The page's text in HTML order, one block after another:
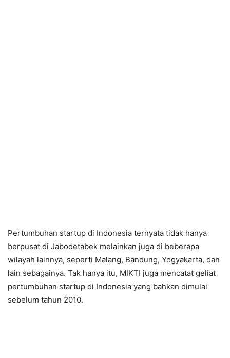
Pertumbuhan startup di Indonesia ternyata tidak hanya
berpusat di Jabodetabek melainkan juga di beberapa
wilayah lainnya, seperti Malang, Bandung, Yogyakarta, dan
lain sebagainya. Tak hanya itu, MIKTI juga mencatat geliat
pertumbuhan startup di Indonesia yang bahkan dimulai
sebelum tahun 2010.